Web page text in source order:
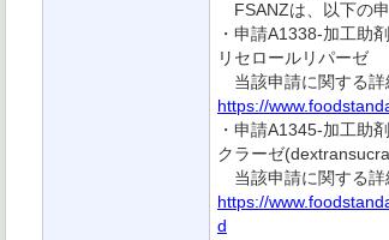
FSANZは、以下の申
・申請A1338-加工助
リセロールリパーゼ
当該申請に関する詳
https://
・申請A1345-加工助
クラーゼ
当該申請に関する詳
https://
d